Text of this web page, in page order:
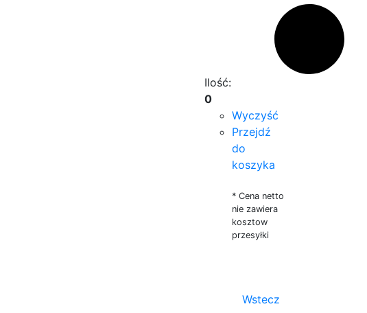
Ilość:
0
Wyczyść
Przejdź
do
koszyka
* Cena netto
nie zawiera
kosztow
przesyłki
Wstecz